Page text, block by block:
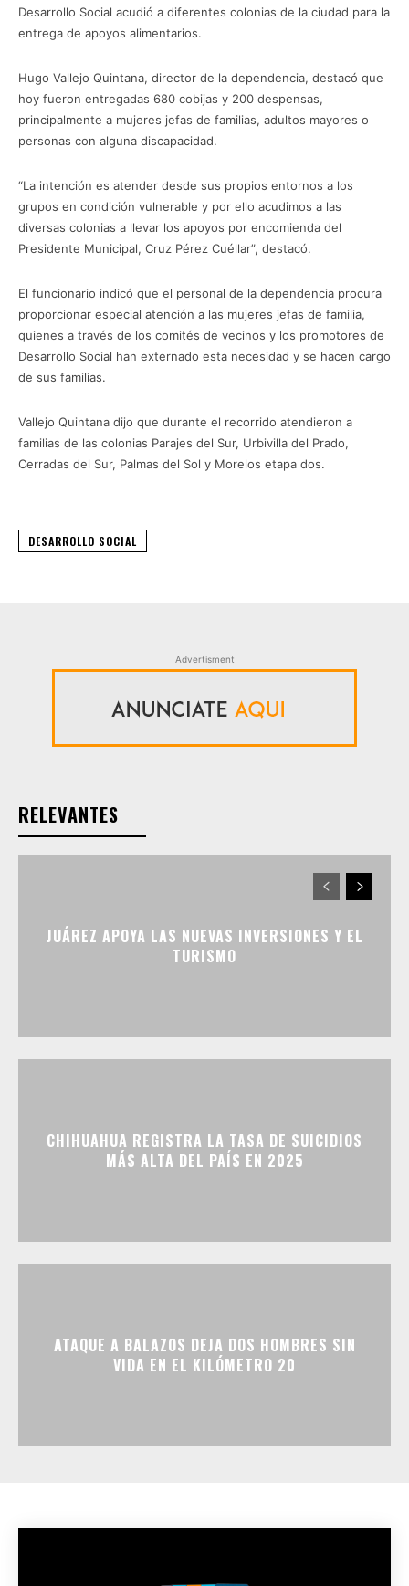
Desarrollo Social acudió a diferentes colonias de la ciudad para la
entrega de apoyos alimentarios.
Hugo Vallejo Quintana, director de la dependencia, destacó que
hoy fueron entregadas 680 cobijas y 200 despensas,
principalmente a mujeres jefas de familias, adultos mayores o
personas con alguna discapacidad.
“La intención es atender desde sus propios entornos a los
grupos en condición vulnerable y por ello acudimos a las
diversas colonias a llevar los apoyos por encomienda del
Presidente Municipal, Cruz Pérez Cuéllar”, destacó.
El funcionario indicó que el personal de la dependencia procura
proporcionar especial atención a las mujeres jefas de familia,
quienes a través de los comités de vecinos y los promotores de
Desarrollo Social han externado esta necesidad y se hacen cargo
de sus familias.
Vallejo Quintana dijo que durante el recorrido atendieron a
familias de las colonias Parajes del Sur, Urbivilla del Prado,
Cerradas del Sur, Palmas del Sol y Morelos etapa dos.
DESARROLLO SOCIAL
Advertisment
RELEVANTES
JUÁREZ APOYA LAS NUEVAS INVERSIONES Y EL
TURISMO
CHIHUAHUA REGISTRA LA TASA DE SUICIDIOS
MÁS ALTA DEL PAÍS EN 2025
ATAQUE A BALAZOS DEJA DOS HOMBRES SIN
VIDA EN EL KILÓMETRO 20